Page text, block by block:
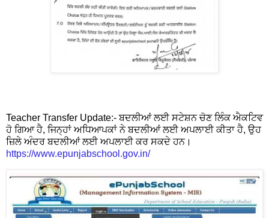
Teacher Transfer Update:- ਬਦਲੀਆਂ ਲਈ ਸਟੇਸ਼ਨ ਚੋਣ ਲਿੰਕ ਐਕਟਿਵ
ਹੋ ਗਿਆ ਹੈ, ਜਿਨ੍ਹਾਂ ਅਧਿਆਪਕਾਂ ਨੇ ਬਦਲੀਆਂ ਲਈ ਅਪਲਾਈ ਕੀਤਾ ਹੈ, ਉਹ
ਜ਼ਿਲੇ ਅੰਦਰ ਬਦਲੀਆਂ ਲਈ ਅਪਲਾਈ ਕਰ ਸਕਦੇ ਹਨ।
https://www.epunjabschool.gov.in/